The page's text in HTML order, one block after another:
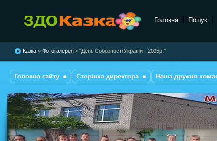
"Казка"
Головна Пошук
Казка » Фотогалерея » "День Соборності України - 2025р."
Головна сайту Сторінка директора Наша дружня